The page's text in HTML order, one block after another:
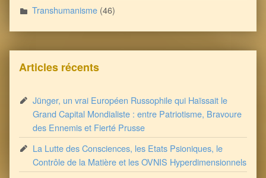
Transhumanisme (46)
Articles récents
Jünger, un vrai Européen Russophile qui Haïssait le
Grand Capital Mondialiste : entre Patriotisme, Bravoure
des Ennemis et Fierté Prusse
La Lutte des Consciences, les Etats Psioniques, le
Contrôle de la Matière et les OVNIS Hyperdimensionnels